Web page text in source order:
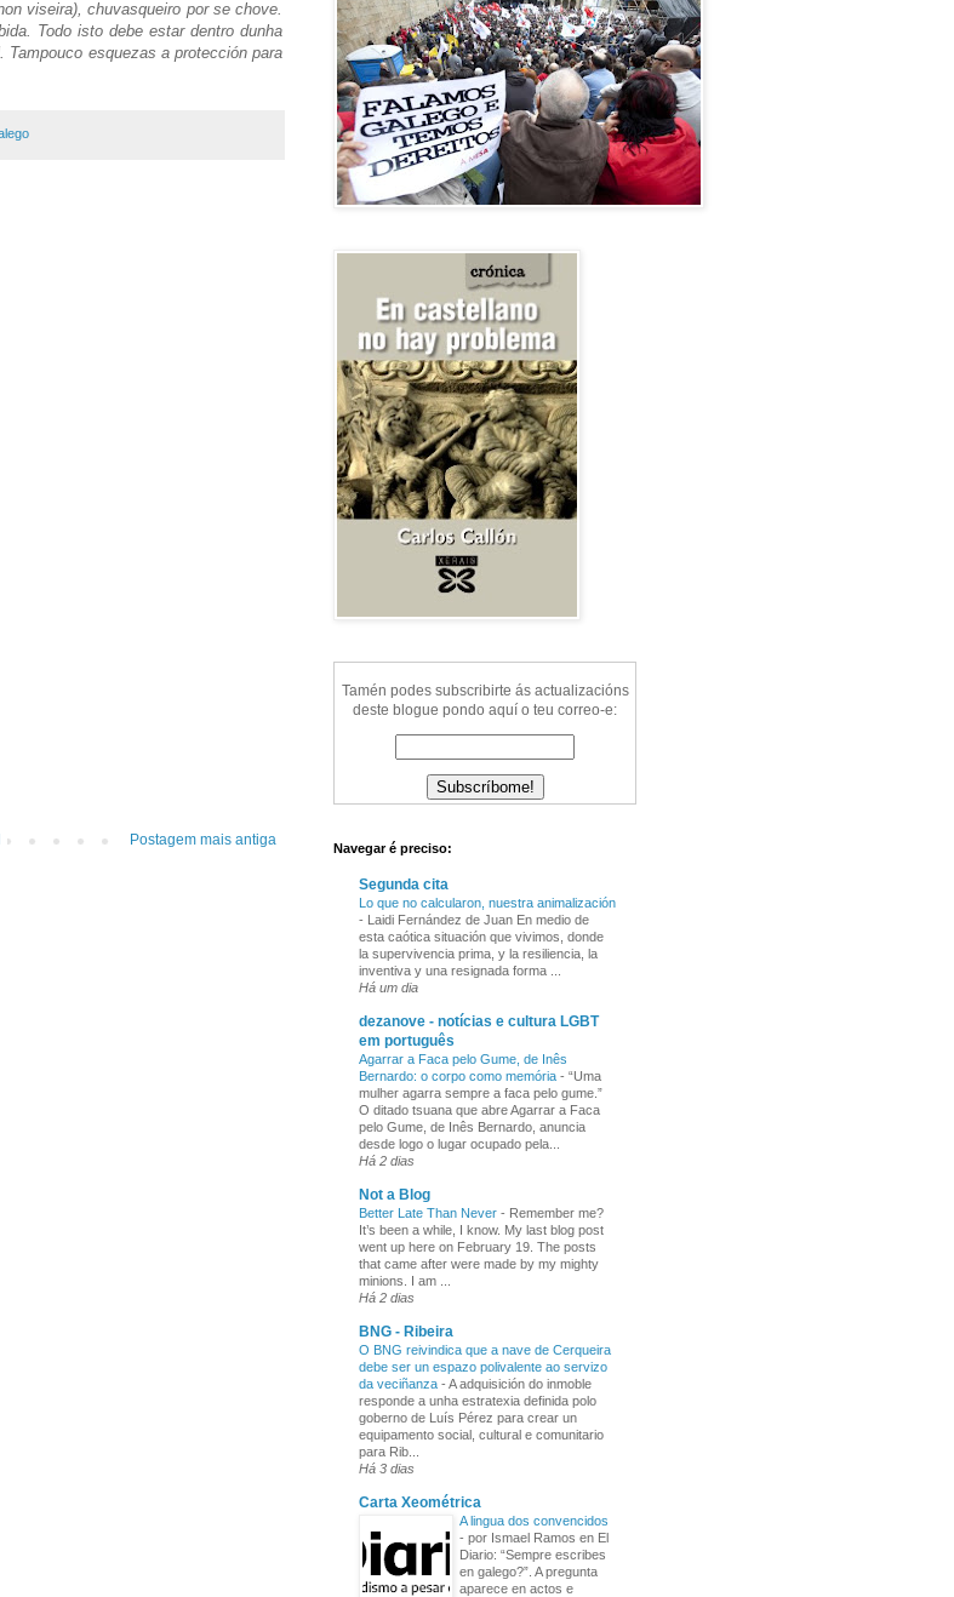
viseira), chuvasqueiro por se chove.
Todo isto debe estar dentro dunha
esquezas a protección para
Postagem mais antiga
Tamén podes subscribirte ás actualizacións
deste blogue pondo aquí o teu correo-e:
Navegar é preciso:
Segunda cita
Lo que no calcularon, nuestra animalización
- Laidi Fernández de Juan En medio de
esta caótica situación que vivimos, donde
la supervivencia prima, y la resiliencia, la
inventiva y una resignada forma ...
Há um dia
dezanove - notícias e cultura LGBT
em português
Agarrar a Faca pelo Gume, de Inês
Bernardo: o corpo como memória - “Uma
mulher agarra sempre a faca pelo gume.”
O ditado tsuana que abre Agarrar a Faca
pelo Gume, de Inês Bernardo, anuncia
desde logo o lugar ocupado pela...
Há 2 dias
Not a Blog
Better Late Than Never - Remember me?
It’s been a while, I know. My last blog post
went up here on February 19. The posts
that came after were made by my mighty
minions. I am ...
Há 2 dias
BNG - Ribeira
O BNG reivindica que a nave de Cerqueira
debe ser un espazo polivalente ao servizo
da veciñanza - A adquisición do inmoble
responde a unha estratexia definida polo
goberno de Luís Pérez para crear un
equipamento social, cultural e comunitario
para Rib...
Há 3 dias
Carta Xeométrica
A lingua dos convencidos
- por Ismael Ramos en El
Diario: “Sempre escribes
en galego?”. A pregunta
aparece en actos e